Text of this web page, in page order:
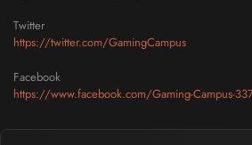
Twitter
https://twitter.com/GamingCampus
Facebook
https://www.facebook.com/Gaming-Campus-